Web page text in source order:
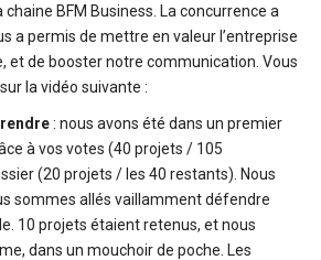
BFM Business. La concurrence a
a permis de mettre en valeur l’entreprise
et de booster notre communication. Vous
la vidéo suivante :
: nous avons été dans un premier
à vos votes (40 projets / 105
(20 projets / les 40 restants). Nous
sommes allés vaillamment défendre
10 projets étaient retenus, et nous
dans un mouchoir de poche. Les